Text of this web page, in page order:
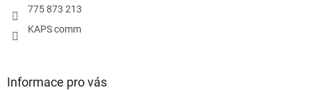
775 873 213
KAPS comm
Informace pro vás